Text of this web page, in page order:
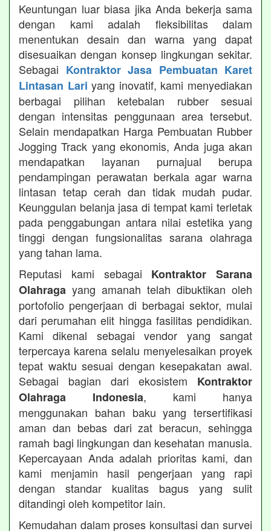
Keuntungan luar biasa jika Anda bekerja sama
dengan kami adalah fleksibilitas dalam
menentukan desain dan warna yang dapat
disesuaikan dengan konsep lingkungan sekitar.
Sebagai Kontraktor Jasa Pembuatan Karet
Lintasan Lari yang inovatif, kami menyediakan
berbagai pilihan ketebalan rubber sesuai
dengan intensitas penggunaan area tersebut.
Selain mendapatkan Harga Pembuatan Rubber
Jogging Track yang ekonomis, Anda juga akan
mendapatkan layanan purnajual berupa
pendampingan perawatan berkala agar warna
lintasan tetap cerah dan tidak mudah pudar.
Keunggulan belanja jasa di tempat kami terletak
pada penggabungan antara nilai estetika yang
tinggi dengan fungsionalitas sarana olahraga
yang tahan lama.
Reputasi kami sebagai Kontraktor Sarana
Olahraga yang amanah telah dibuktikan oleh
portofolio pengerjaan di berbagai sektor, mulai
dari perumahan elit hingga fasilitas pendidikan.
Kami dikenal sebagai vendor yang sangat
terpercaya karena selalu menyelesaikan proyek
tepat waktu sesuai dengan kesepakatan awal.
Sebagai bagian dari ekosistem Kontraktor
Olahraga Indonesia, kami hanya
menggunakan bahan baku yang tersertifikasi
aman dan bebas dari zat beracun, sehingga
ramah bagi lingkungan dan kesehatan manusia.
Kepercayaan Anda adalah prioritas kami, dan
kami menjamin hasil pengerjaan yang rapi
dengan standar kualitas bagus yang sulit
ditandingi oleh kompetitor lain.
Kemudahan dalam proses konsultasi dan survei